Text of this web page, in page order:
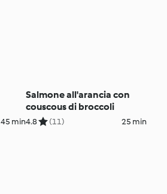
45 min
Salmone all'arancia con
couscous di broccoli
4.8 (11) 25 min